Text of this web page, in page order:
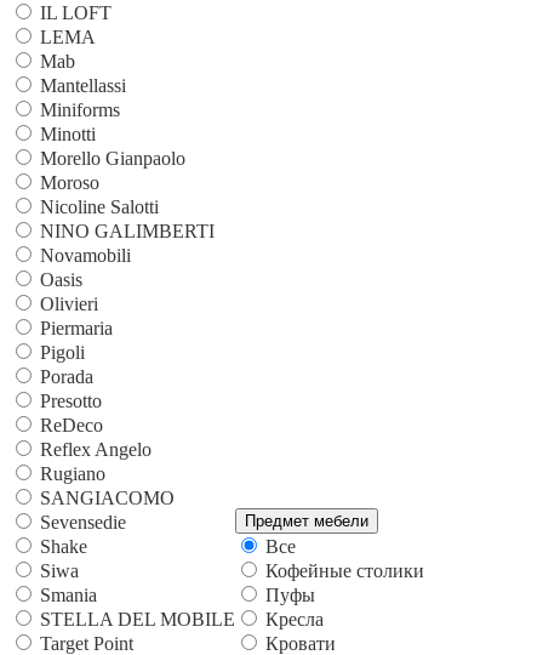
IL LOFT
LEMA
Mab
Mantellassi
Miniforms
Minotti
Morello Gianpaolo
Moroso
Nicoline Salotti
NINO GALIMBERTI
Novamobili
Oasis
Olivieri
Piermaria
Pigoli
Porada
Presotto
ReDeco
Reflex Angelo
Rugiano
SANGIACOMO
Sevensedie
Shake
Siwa
Smania
STELLA DEL MOBILE
Target Point
Предмет мебели
Все
Кофейные столики
Пуфы
Кресла
Кровати